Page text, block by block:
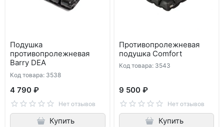
Подушка
противопролежневая
Barry DEA
Код товара: 3538
4 790 ₽
Нет отзывов
Купить
Противопролежневая
подушка Comfort
Код товара: 3543
9 500 ₽
Нет отзывов
Купить